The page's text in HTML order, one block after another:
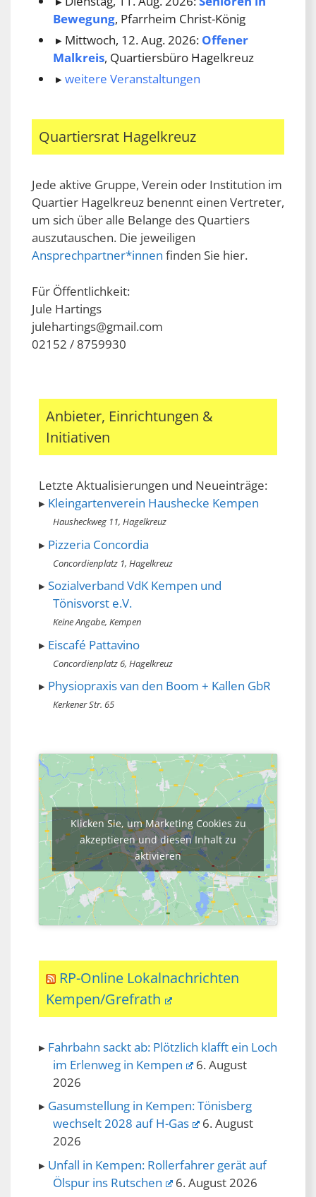
Bewegung, Pfarrheim Christ-König
Mittwoch, 12. Aug. 2026: Offener
Malkreis, Quartiersbüro Hagelkreuz
weitere Veranstaltungen
Quartiersrat Hagelkreuz
Jede aktive Gruppe, Verein oder Institution im
Quartier Hagelkreuz benennt einen Vertreter,
um sich über alle Belange des Quartiers
auszutauschen. Die jeweiligen
Ansprechpartner*innen finden Sie hier.
Für Öffentlichkeit:
Jule Hartings
julehartings@gmail.com
02152 / 8759930
Anbieter, Einrichtungen &
Initiativen
Letzte Aktualisierungen und Neueinträge:
Kleingartenverein Haushecke Kempen
Hausheckweg 11, Hagelkreuz
Pizzeria Concordia
Concordienplatz 1, Hagelkreuz
Sozialverband VdK Kempen und
Tönisvorst e.V.
Keine Angabe, Kempen
Eiscafé Pattavino
Concordienplatz 6, Hagelkreuz
Physiopraxis van den Boom + Kallen GbR
Kerkener Str. 65
Klicken Sie, um Marketing Cookies zu
akzeptieren und diesen Inhalt zu
aktivieren
RP-Online Lokalnachrichten
Kempen/Grefrath
Fahrbahn sackt ab: Plötzlich klafft ein Loch
im Erlenweg in Kempen
6. August
2026
Gasumstellung in Kempen: Tönisberg
wechselt 2028 auf H-Gas
6. August
2026
Unfall in Kempen: Rollerfahrer gerät auf
Ölspur ins Rutschen
6. August 2026